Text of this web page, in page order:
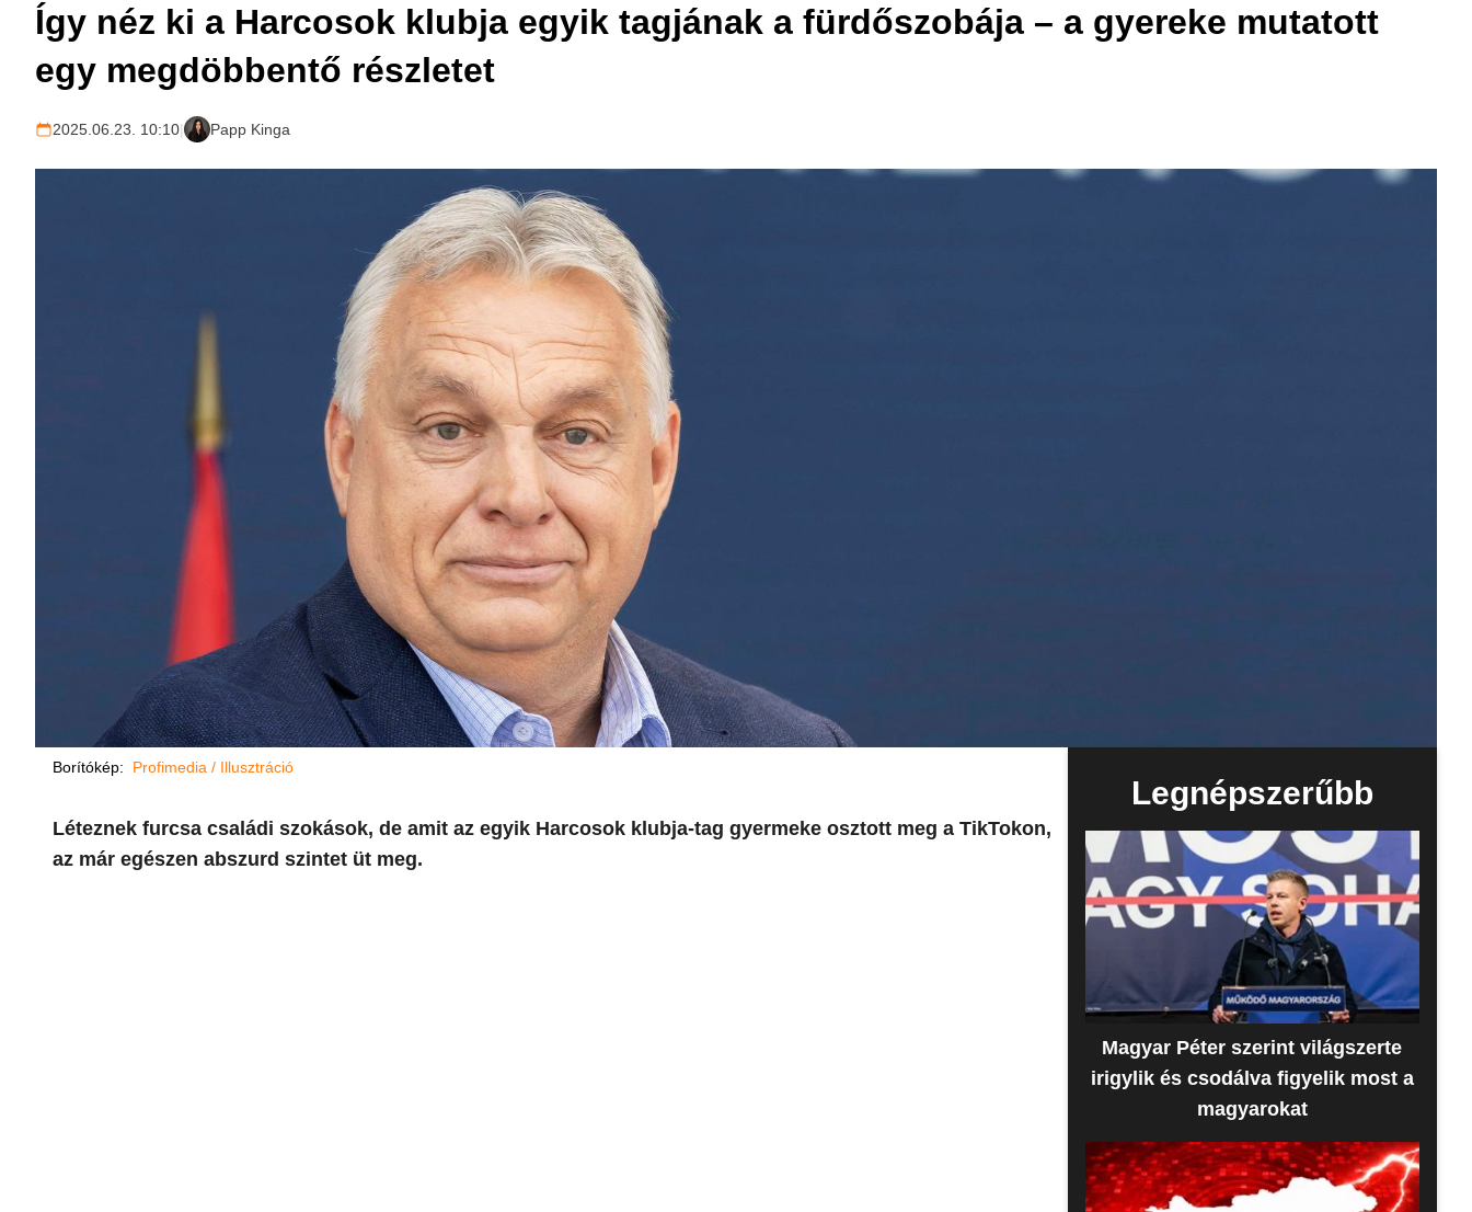
Így néz ki a Harcosok klubja egyik tagjának a fürdőszobája – a gyereke mutatott
egy megdöbbentő részletet
2025.06.23. 10:10| Papp Kinga
Borítókép: Profimedia / Illusztráció
Léteznek furcsa családi szokások, de amit az egyik Harcosok klubja-tag gyermeke osztott meg a TikTokon,
az már egészen abszurd szintet üt meg.
Legnépszerűbb
Magyar Péter szerint világszerte
irigylik és csodálva figyelik most a
magyarokat